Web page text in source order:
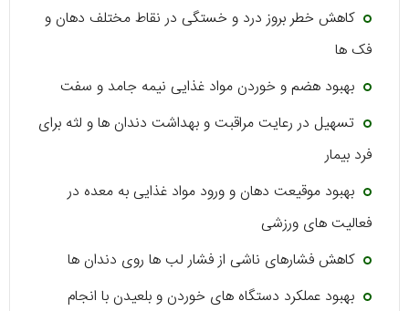
کاهش خطر بروز درد و خستگی در نقاط مختلف دهان و
فک ‌ها
بهبود هضم و خوردن مواد غذایی نیمه ‌جامد و سفت
تسهیل در رعایت مراقبت و بهداشت دندان ‌ها و لثه برای
فرد بیمار
بهبود موقیعت دهان و ورود مواد غذایی به معده در
فعالیت‌ های ورزشی
کاهش فشار‌های ناشی از فشار لب ها روی دندان ‌ها
بهبود عملکرد دستگاه‌ های خوردن و بلعیدن با انجام